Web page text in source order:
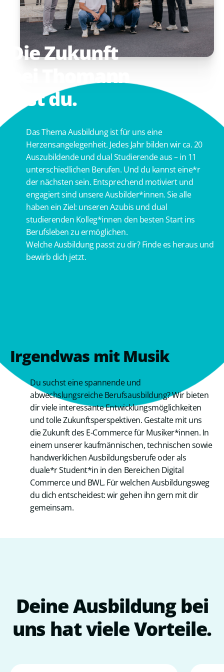
DieZukunft
Thomann
bistdu.
Das Thema Ausbildung ist für uns eine
Herzensangelegenheit. Jedes Jahr bilden wir ca. 20
Auszubildende und dual Studierende aus – in 11
unterschiedlichen Berufen. Und du kannst eine*r
der nächsten sein. Entsprechend motiviert und
engagiert sind unsere Ausbilder*innen. Sie alle
haben ein Ziel: unseren Azubis und dual
studierenden Kolleg*innen den besten Start ins
Berufsleben zu ermöglichen.
Welche Ausbildung passt zu dir? Finde es heraus und
bewirb dich jetzt.
Irgendwas mit Musik
Du suchst eine spannende und
abwechslungsreiche Berufsausbildung? Wir bieten
dir viele interessante Entwicklungsmöglichkeiten
und tolle Zukunftsperspektiven. Gestalte mit uns
die Zukunft des E-Commerce für Musiker*innen. In
einem unserer kaufmännischen, technischen sowie
handwerklichen Ausbildungsberufe oder als
duale*r Student*in in den Bereichen Digital
Commerce und BWL. Für welchen Ausbildungsweg
du dich entscheidest: wir gehen ihn gern mit dir
gemeinsam.
DeineAusbildung bei
uns hatvieleVorteile.